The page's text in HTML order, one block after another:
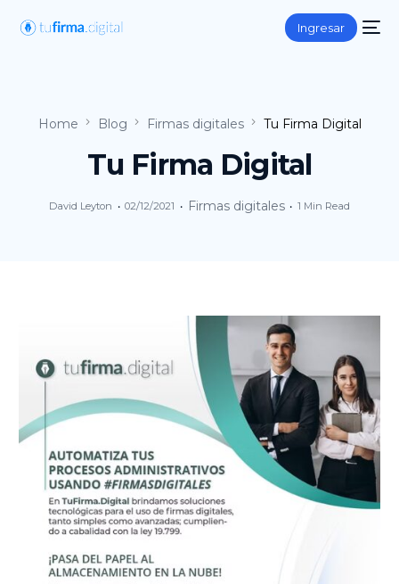
Ingresar
Home Blog Firmas digitales Tu Firma Digital
Tu Firma Digital
David Leyton 02/12/2021 Firmas digitales 1 Min Read